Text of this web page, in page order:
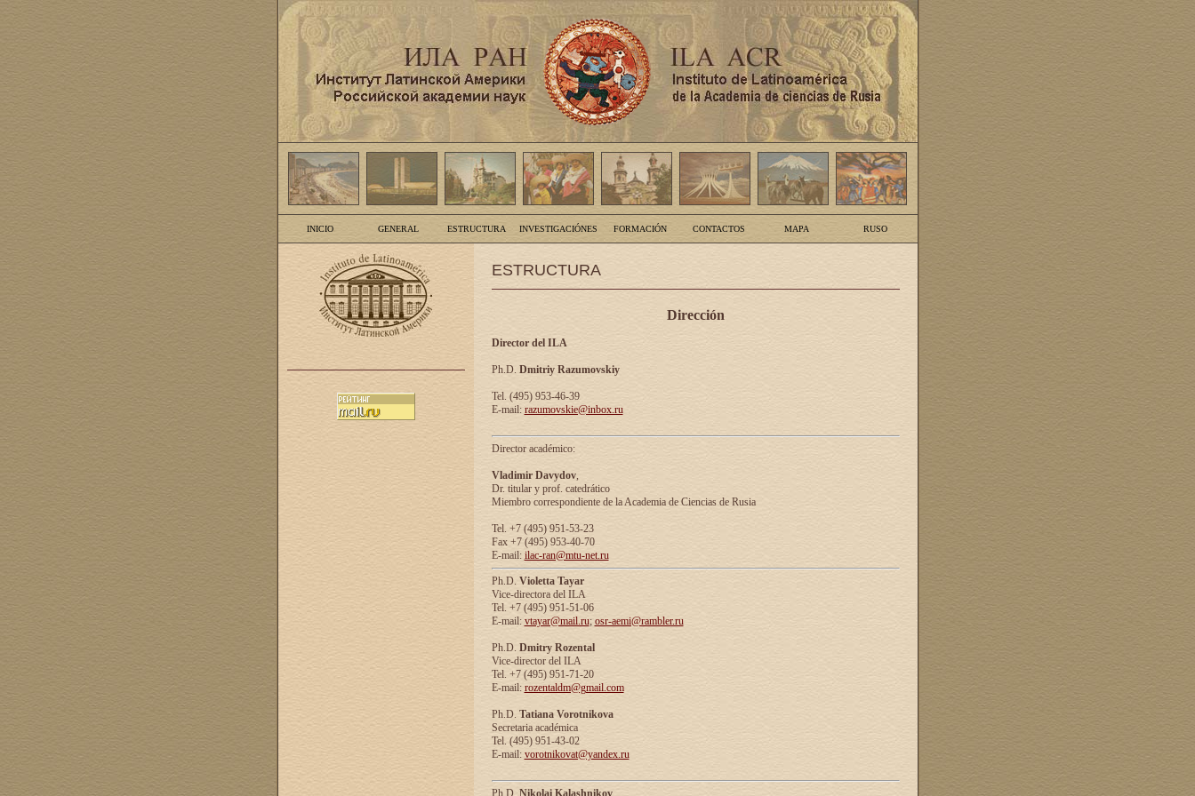
INICIO GENERAL ESTRUCTURA INVESTIGACIÓNES FORMACIÓN CONTACTOS MAPA RUSO
ESTRUCTURA
Dirección
Director del ILA
Ph.D. Dmitriy Razumovskiy
Tel. (495) 953-46-39
E-mail: razumovskie@inbox.ru
Director académico:
Vladimir Davydov,
Dr. titular y prof. catedrático
Miembro correspondiente de la Academia de Ciencias de Rusia
Tel. +7 (495) 951-53-23
Fax +7 (495) 953-40-70
E-mail: ilac-ran@mtu-net.ru
Ph.D. Violetta Tayar
Vice-directora del ILA
Tel. +7 (495) 951-51-06
E-mail: vtayar@mail.ru; osr-aemi@rambler.ru
Ph.D. Dmitry Rozental
Vice-director del ILA
Tel. +7 (495) 951-71-20
E-mail: rozentaldm@gmail.com
Ph.D. Tatiana Vorotnikova
Secretaria académica
Tel. (495) 951-43-02
E-mail: vorotnikovat@yandex.ru
Ph.D. Nikolai Kalashnikov